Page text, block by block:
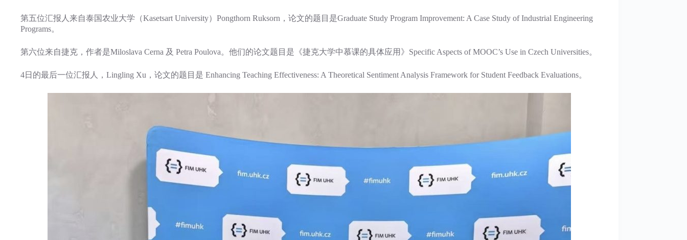
第五位汇报人来自泰国农业大学（Kasetsart University）Pongthorn Ruksorn，论文的题目是Graduate Study Program Improvement: A Case Study of Industrial Engineering
Programs。
第六位来自捷克，作者是Miloslava Cerna 及 Petra Poulova。他们的论文题目是《捷克大学中慕课的具体应用》Specific Aspects of MOOC’s Use in Czech Universities。
4日的最后一位汇报人，Lingling Xu，论文的题目是 Enhancing Teaching Effectiveness: A Theoretical Sentiment Analysis Framework for Student Feedback Evaluations。